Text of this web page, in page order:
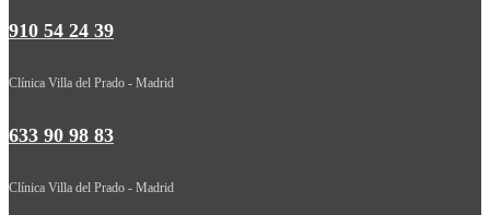
910 54 24 39
Clínica Villa del Prado - Madrid
633 90 98 83
Clínica Villa del Prado - Madrid